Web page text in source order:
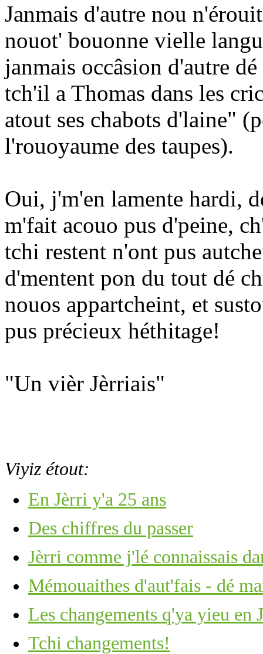
Janmais d'autre nou
nouot' bouonne vielle
janmais occâsion d'autre
tch'il a Thomas dans les
atout ses chabots d'laine"
l'rouoyaume des taupes).
Oui, j'm'en lamente hardi,
m'fait acouo pus d'peine,
tchi restent n'ont pus
d'mentent pon du tout dé
nouos appartcheint, et
pus précieux héthitage!
"Un vièr Jèrriais"
Viyiz étout:
En Jèrri y'a 25 ans
Des chiffres du passer
Jèrri comme j'lé connaissais
Mémouaithes d'aut'fais - dé
Les changements q'ya yieu en
Tchi changements!